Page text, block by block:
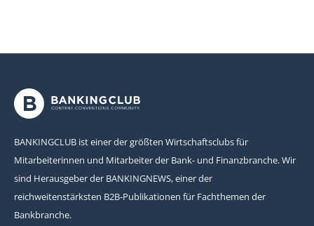
BANKINGCLUB ist einer der größten Wirtschaftsclubs für
Mitarbeiterinnen und Mitarbeiter der Bank- und Finanzbranche. Wir
sind Herausgeber der BANKINGNEWS, einer der
reichweitenstärksten B2B-Publikationen für Fachthemen der
Bankbranche.